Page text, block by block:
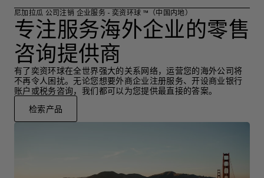
尼加拉瓜 公司注销 企业服务 - 奕资环球 ™（中国内地）
专注服务海外企业的零售
咨询提供商
有了奕资环球在全世界强大的关系网络，运营您的海外公司将
不再令人困扰。无论您想要外商企业注册服务、开设商业银行
账户或税务咨询，我们都可以为您提供最直接的答案。
检索产品